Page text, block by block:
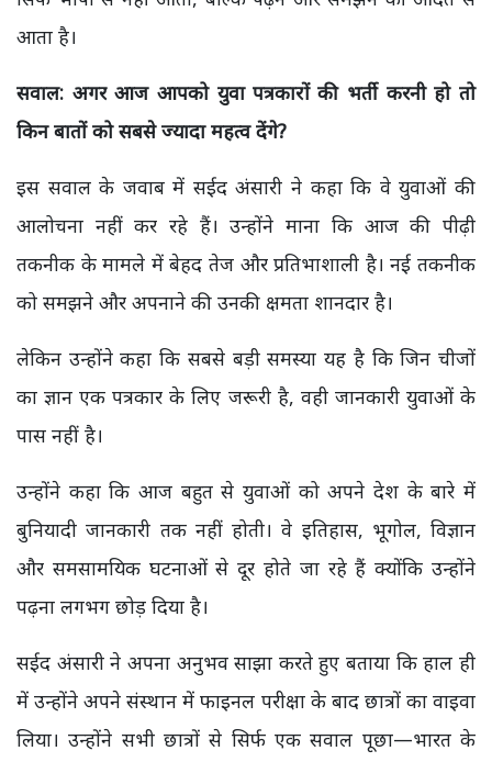
आता है।
सवाल: अगर आज आपको युवा पत्रकारों की भर्ती करनी हो तो
किन बातों को सबसे ज्यादा महत्व देंगे?
इस सवाल के जवाब में सईद अंसारी ने कहा कि वे युवाओं की
आलोचना नहीं कर रहे हैं। उन्होंने माना कि आज की पीढ़ी
तकनीक के मामले में बेहद तेज और प्रतिभाशाली है। नई तकनीक
को समझने और अपनाने की उनकी क्षमता शानदार है।
लेकिन उन्होंने कहा कि सबसे बड़ी समस्या यह है कि जिन चीजों
का ज्ञान एक पत्रकार के लिए जरूरी है, वही जानकारी युवाओं के
पास नहीं है।
उन्होंने कहा कि आज बहुत से युवाओं को अपने देश के बारे में
बुनियादी जानकारी तक नहीं होती। वे इतिहास, भूगोल, विज्ञान
और समसामयिक घटनाओं से दूर होते जा रहे हैं क्योंकि उन्होंने
पढ़ना लगभग छोड़ दिया है।
सईद अंसारी ने अपना अनुभव साझा करते हुए बताया कि हाल ही
में उन्होंने अपने संस्थान में फाइनल परीक्षा के बाद छात्रों का वाइवा
लिया। उन्होंने सभी छात्रों से सिर्फ एक सवाल पूछा—भारत के